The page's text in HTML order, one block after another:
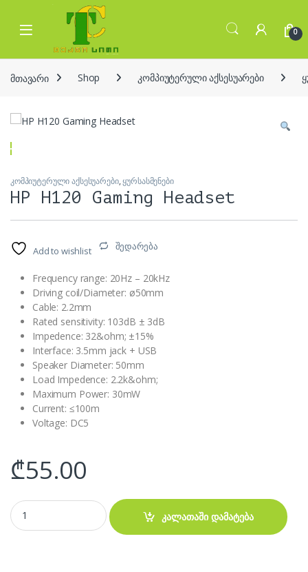
Skip to navigation
Skip to content
Open 0
მთავარი Shop კომპიუტერული აქსესუარები
კომპიუტერული აქსესუარები,ყურსასმენები
HP H120 Gaming Headset
Add to wishlist შედარება
Frequency range: 20Hz – 20kHz
Driving coil/Diameter: ø50mm
Cable: 2.2mm
Rated sensitivity: 103dB ± 3dB
Impedence: 32&ohm; ±15%
Interface: 3.5mm jack + USB
Speaker Diameter: 50mm
Load Impedence: 2.2k&ohm;
Maximum Power: 30mW
Current: ≤100m
Voltage: DC5
₾55.00
HP H120 Gaming Headset quantity
კალათაში დამატება